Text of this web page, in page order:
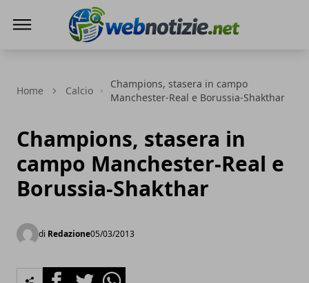
Home Calcio
Champions, stasera in campo
Manchester-Real e Borussia-Shakthar
Champions, stasera in
campo Manchester-Real e
Borussia-Shakthar
di Redazione05/03/2013
FacebookTwitterWhatsapp